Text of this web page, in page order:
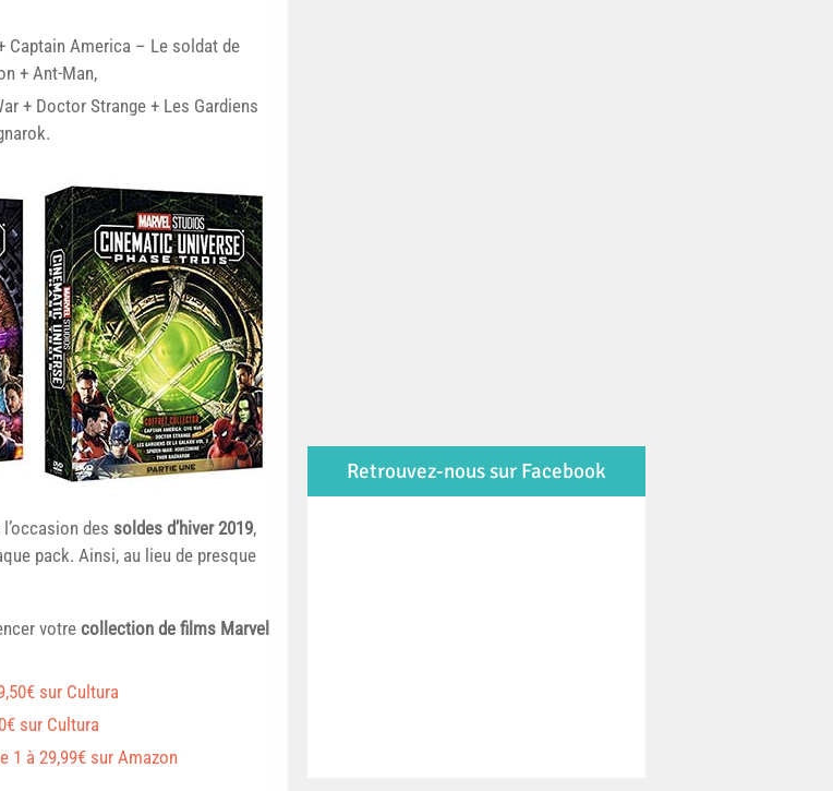
Captain America – Le soldat de
+ Ant-Man,
+ Doctor Strange + Les Gardiens
des soldes d’hiver 2019,
pack. Ainsi, au lieu de presque
votre collection de films Marvel
sur Cultura
sur Cultura
1 à 29,99€ sur Amazon
Retrouvez-nous sur Facebook